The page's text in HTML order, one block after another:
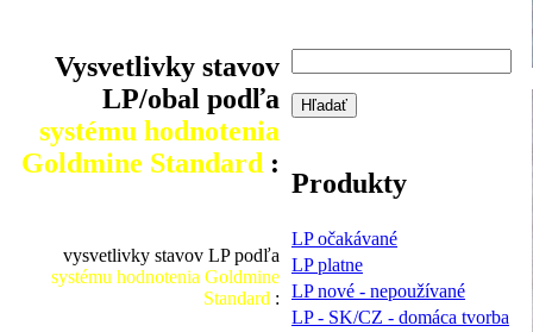
Vysvetlivky stavov
LP/obal podľa
systému hodnotenia
Goldmine Standard :
vysvetlivky stavov LP podľa
systému hodnotenia Goldmine
Standard :
Produkty
LP očakávané
LP platne
LP nové - nepoužívané
LP - SK/CZ - domáca tvorba